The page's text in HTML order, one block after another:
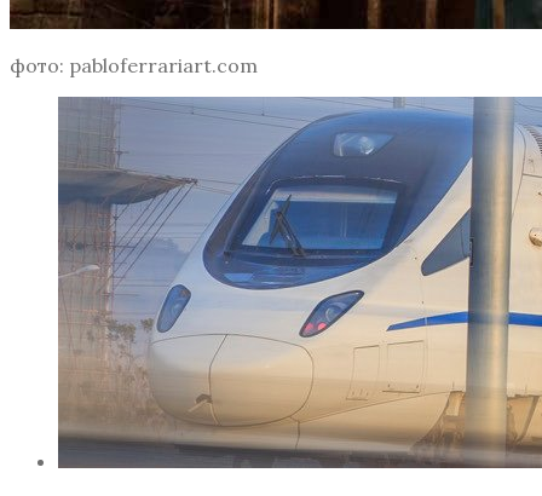
фото: pabloferrariart.com